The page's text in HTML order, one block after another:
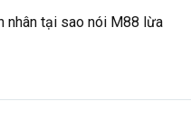
nhân tại sao nói M88 lừa